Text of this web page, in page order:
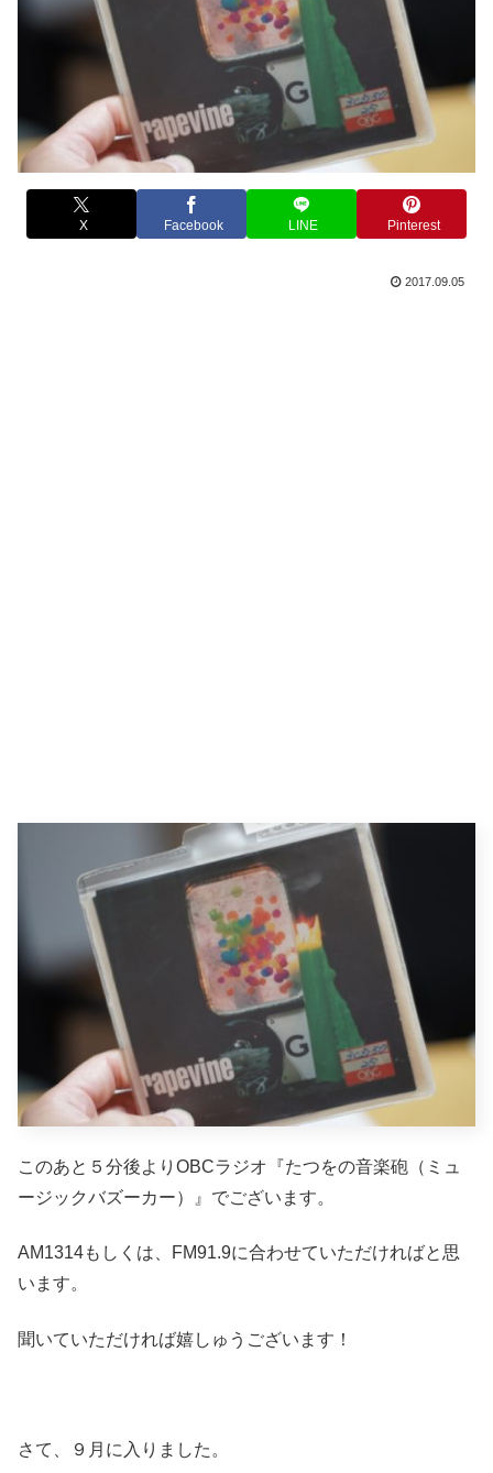
X Facebook LINE Pinterest
2017.09.05
このあと５分後よりOBCラジオ『たつをの音楽砲（ミュ
ージックバズーカー）』でございます。
AM1314もしくは、FM91.9に合わせていただければと思
います。
聞いていただければ嬉しゅうございます！
さて、９月に入りました。